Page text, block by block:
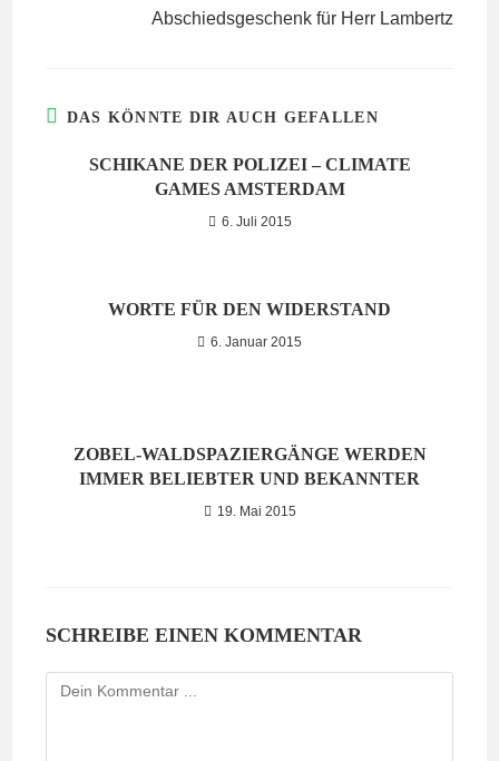
Abschiedsgeschenk für Herr Lambertz
DAS KÖNNTE DIR AUCH GEFALLEN
SCHIKANE DER POLIZEI – CLIMATE
GAMES AMSTERDAM
6. Juli 2015
WORTE FÜR DEN WIDERSTAND
6. Januar 2015
ZOBEL-WALDSPAZIERGÄNGE WERDEN
IMMER BELIEBTER UND BEKANNTER
19. Mai 2015
SCHREIBE EINEN KOMMENTAR
Kommentieren